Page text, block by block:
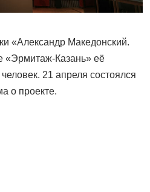
«Александр Македонский.
«Эрмитаж-Казань» её
21 апреля состоялся
о проекте.